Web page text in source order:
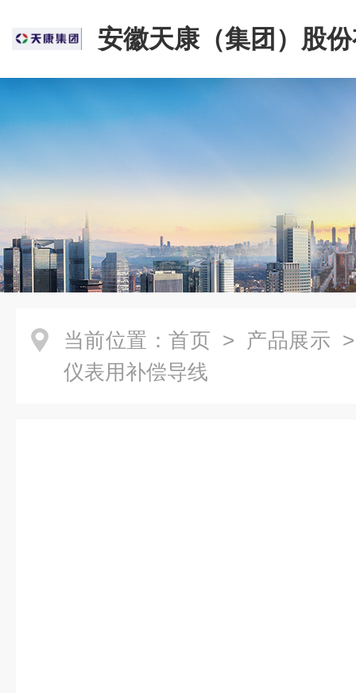
安徽天康（集团）股
司
当前位置： 首页 > 产品展示
仪表用补偿导线